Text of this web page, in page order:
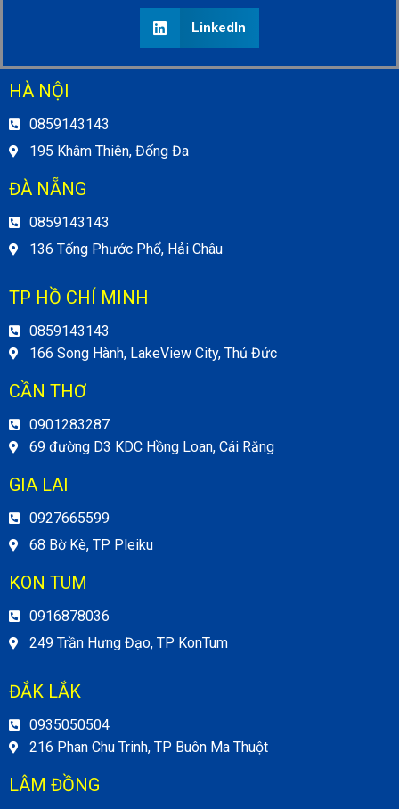
LinkedIn
HÀ NỘI
0859143143
195 Khâm Thiên, Đống Đa
ĐÀ NẴNG
0859143143
136 Tống Phước Phổ, Hải Châu
TP HỒ CHÍ MINH
0859143143
166 Song Hành, LakeView City, Thủ Đức
CẦN THƠ
0901283287
69 đường D3 KDC Hồng Loan, Cái Răng
GIA LAI
0927665599
68 Bờ Kè, TP Pleiku
KON TUM
0916878036
249 Trần Hưng Đạo, TP KonTum
ĐẮK LẮK
0935050504
216 Phan Chu Trinh, TP Buôn Ma Thuột
LÂM ĐỒNG